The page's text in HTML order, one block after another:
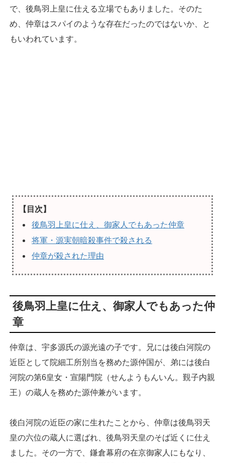
で、後鳥羽上皇に仕える立場でもありました。そのた
め、仲章はスパイのような存在だったのではないか、と
もいわれています。
【目次】
後鳥羽上皇に仕え、御家人でもあった仲章
将軍・源実朝暗殺事件で殺される
仲章が殺された理由
後鳥羽上皇に仕え、御家人でもあった仲
章
仲章は、宇多源氏の源光遠の子です。兄には後白河院の
近臣として院細工所別当を務めた源仲国が、弟には後白
河院の第6皇女・宣陽門院（せんようもんいん。覲子内親
王）の蔵人を務めた源仲兼がいます。
後白河院の近臣の家に生れたことから、仲章は後鳥羽天
皇の六位の蔵人に選ばれ、後鳥羽天皇のそば近くに仕え
ました。その一方で、鎌倉幕府の在京御家人にもなり、